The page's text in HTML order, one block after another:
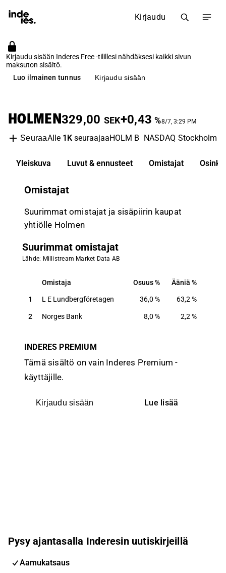
Kirjaudu
Kirjaudu sisään Inderes Free -tilillesi nähdäksesi kaikki sivun
maksuton sisältö.
Luo ilmainen tunnus
Kirjaudu sisään
HOLMEN329,00 SEK+0,43 %8/7, 3:29 PM
SeuraaAlle 1KseuraajaaHOLM B NASDAQ Stockholm
Yleiskuva Luvut & ennusteet Omistajat Osinko
Omistajat
Suurimmat omistajat ja sisäpiirin kaupat
yhtiölle Holmen
Suurimmat omistajat
Lähde: Millistream Market Data AB
Omistaja Osuus Ääniä
Omistaja Osuus Ääniä
1 L E Lundbergföretagen 36,0 % 63,2 %
2 Norges Bank 8,0 % 2,2 %
INDERES PREMIUM
Tämä sisältö on vain Inderes Premium -
käyttäjille.
Kirjaudu sisään Lue lisää
Pysy ajantasalla Inderesin uutiskirjeillä
Aamukatsaus